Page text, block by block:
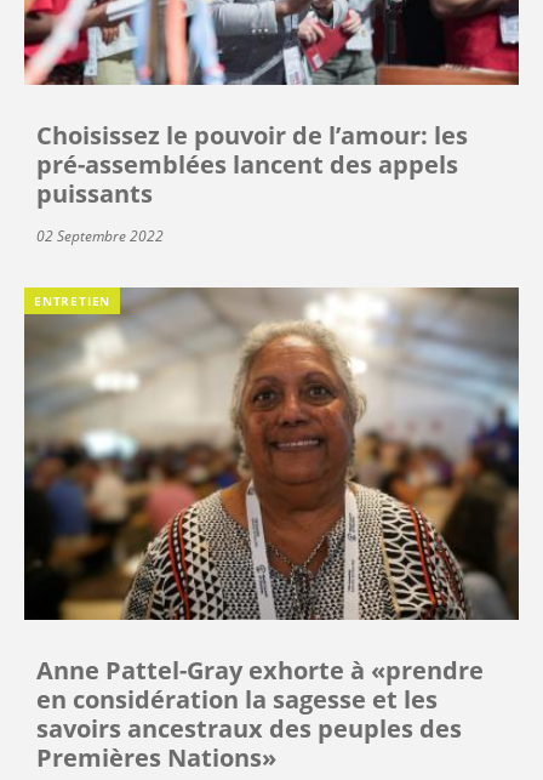
Choisissez le pouvoir de l’amour: les
pré-assemblées lancent des appels
puissants
02 Septembre 2022
ENTRETIEN
Anne Pattel-Gray exhorte à «prendre
en considération la sagesse et les
savoirs ancestraux des peuples des
Premières Nations»